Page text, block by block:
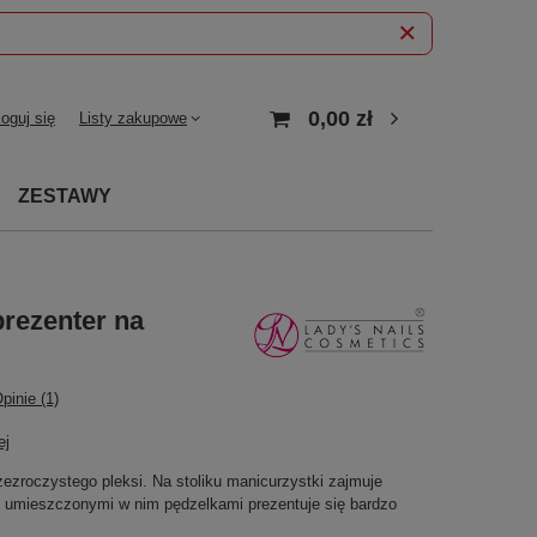
się Listy zakupowe 0,00 zł
ZESTAWY
na
(1)
pleksi. Na stoliku manicurzystki zajmuje
w nim pędzelkami prezentuje się bardzo